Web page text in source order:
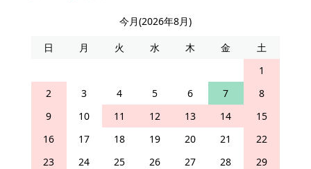
今月(2026年8月)
日
月 火 水 木 金
土
1
2
3 4 5 6 7
8
9
10 11 12 13 14
15
16
17 18 19 20 21
22
23
24 25 26 27 28
29